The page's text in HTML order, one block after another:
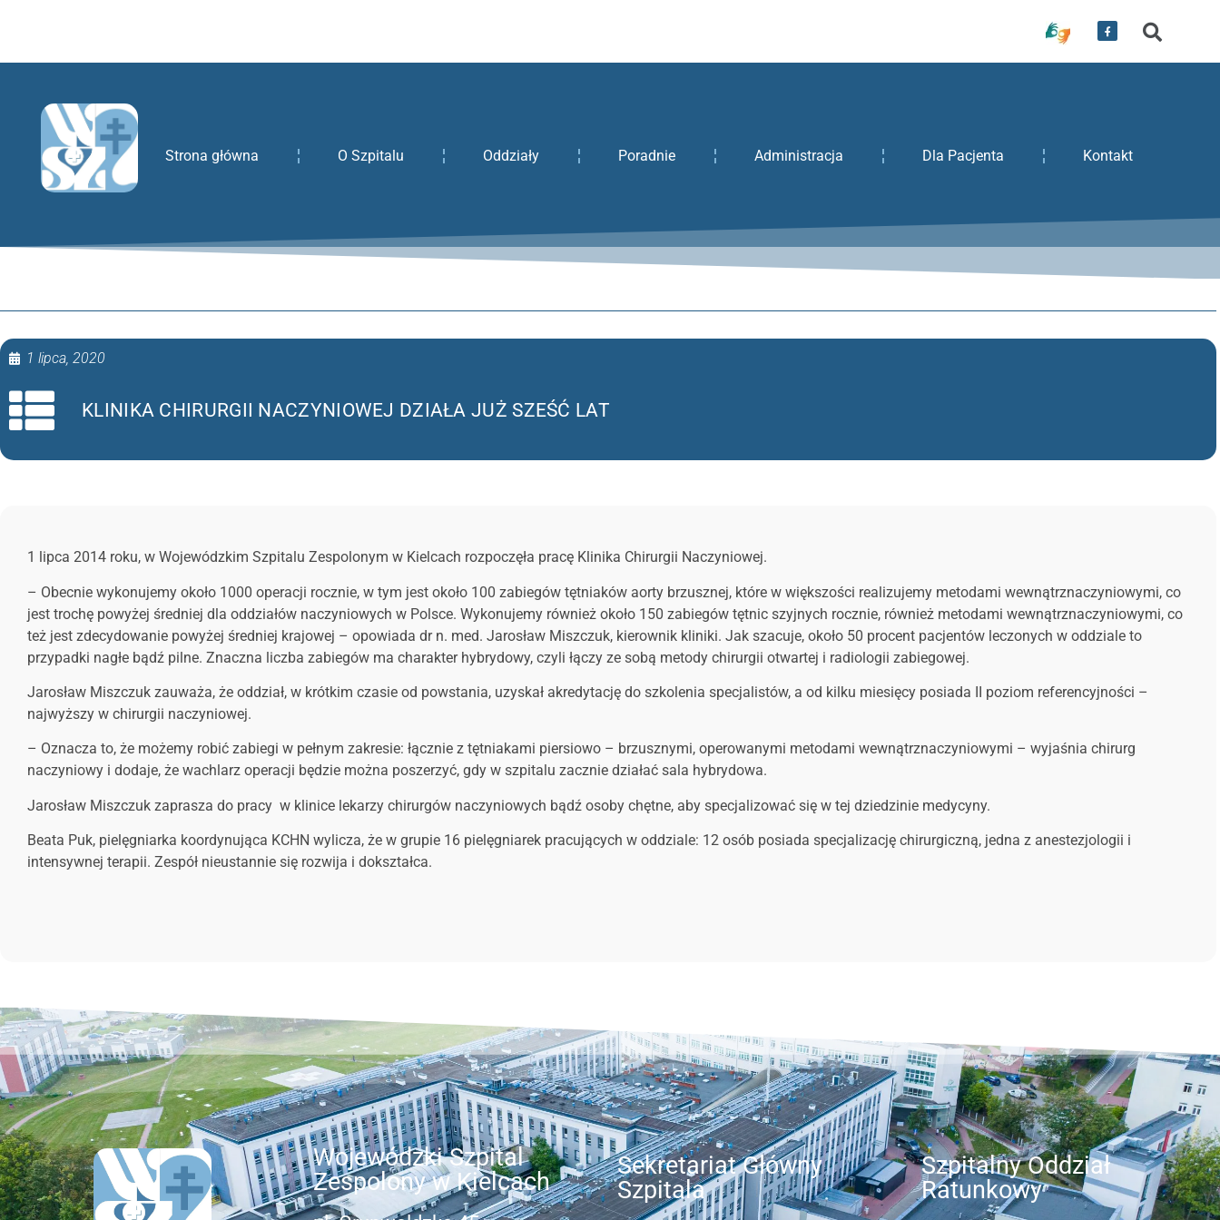
Strona główna O Szpitalu Oddziały Poradnie Administracja Dla Pacjenta Kontakt
1 lipca, 2020
KLINIKA CHIRURGII NACZYNIOWEJ DZIAŁA JUŻ SZEŚĆ LAT
1 lipca 2014 roku, w Wojewódzkim Szpitalu Zespolonym w Kielcach rozpoczęła pracę Klinika Chirurgii Naczyniowej.
– Obecnie wykonujemy około 1000 operacji rocznie, w tym jest około 100 zabiegów tętniaków aorty brzusznej, które w większości realizujemy metodami wewnątrznaczyniowymi, co
jest trochę powyżej średniej dla oddziałów naczyniowych w Polsce. Wykonujemy również około 150 zabiegów tętnic szyjnych rocznie, również metodami wewnątrznaczyniowymi, co
też jest zdecydowanie powyżej średniej krajowej – opowiada dr n. med. Jarosław Miszczuk, kierownik kliniki. Jak szacuje, około 50 procent pacjentów leczonych w oddziale to
przypadki nagłe bądź pilne. Znaczna liczba zabiegów ma charakter hybrydowy, czyli łączy ze sobą metody chirurgii otwartej i radiologii zabiegowej.
Jarosław Miszczuk zauważa, że oddział, w krótkim czasie od powstania, uzyskał akredytację do szkolenia specjalistów, a od kilku miesięcy posiada II poziom referencyjności –
najwyższy w chirurgii naczyniowej.
– Oznacza to, że możemy robić zabiegi w pełnym zakresie: łącznie z tętniakami piersiowo – brzusznymi, operowanymi metodami wewnątrznaczyniowymi – wyjaśnia chirurg
naczyniowy i dodaje, że wachlarz operacji będzie można poszerzyć, gdy w szpitalu zacznie działać sala hybrydowa.
Jarosław Miszczuk zaprasza do pracy w klinice lekarzy chirurgów naczyniowych bądź osoby chętne, aby specjalizować się w tej dziedzinie medycyny.
Beata Puk, pielęgniarka koordynująca KCHN wylicza, że w grupie 16 pielęgniarek pracujących w oddziale: 12 osób posiada specjalizację chirurgiczną, jedna z anestezjologii i
intensywnej terapii. Zespół nieustannie się rozwija i dokształca.
Wojewódzki Szpital
Zespolony w Kielcach
Sekretariat Główny
Szpitala
Szpitalny Oddział
Ratunkowy